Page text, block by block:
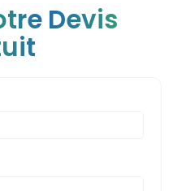
Devis